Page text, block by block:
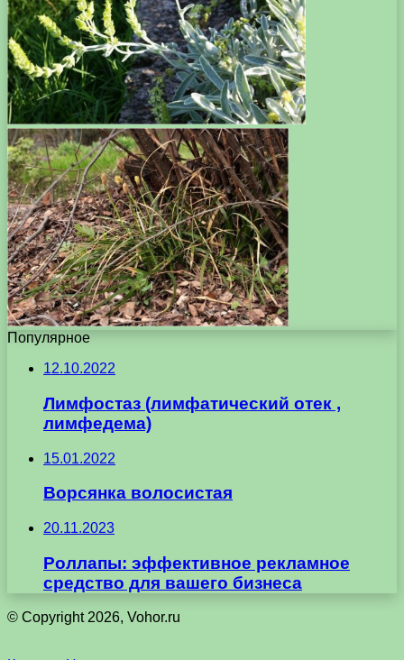
Популярное
12.10.2022
Лимфостаз (лимфатический отек ,
лимфедема)
15.01.2022
Ворсянка волосистая
20.11.2023
Роллапы: эффективное рекламное
средство для вашего бизнеса
© Copyright 2026, Vohor.ru